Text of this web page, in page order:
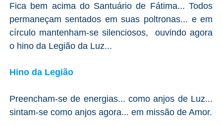
Fica bem acima do Santuário de Fátima... Todos
permaneçam sentados em suas poltronas... e em
círculo mantenham-se silenciosos, ouvindo agora
o hino da Legião da Luz...
Hino da Legião
Preencham-se de energias... como anjos de Luz...
sintam-se como anjos agora... em missão de Amor.